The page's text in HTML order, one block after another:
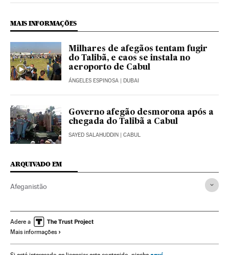
MAIS INFORMAÇÕES
Milhares de afegãos tentam fugir
do Talibã, e caos se instala no
aeroporto de Cabul
ÁNGELES ESPINOSA | DUBAI
Governo afegão desmorona após a
chegada do Talibã a Cabul
SAYED SALAHUDDIN | CABUL
ARQUIVADO EM
Afeganistão
Adere a
Mais informações